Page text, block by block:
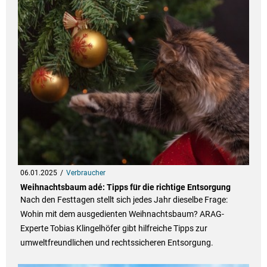
06.01.2025 Verbraucher
Weihnachtsbaum adé: Tipps für die richtige Entsorgung
Nach den Festtagen stellt sich jedes Jahr dieselbe Frage:
Wohin mit dem ausgedienten Weihnachtsbaum? ARAG-
Experte Tobias Klingelhöfer gibt hilfreiche Tipps zur
umweltfreundlichen und rechtssicheren Entsorgung.